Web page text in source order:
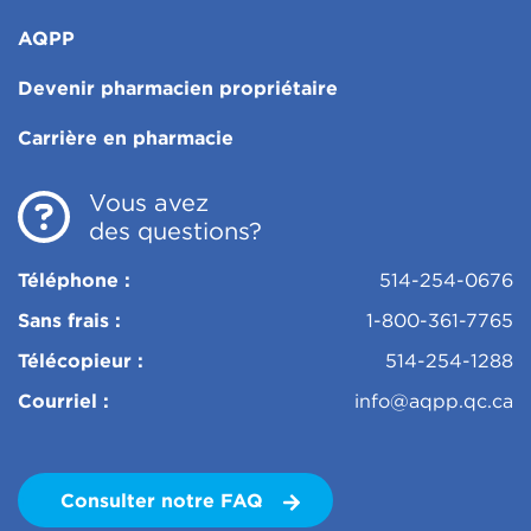
Votre pharmacien aura ainsi accès à tous les
et qui lui permettent d’assurer la meilleure
médicamenteuse.
Vous avez
des questions?
Téléphone :
514-254-0676
Sans frais :
1-800-361-7765
Télécopieur :
514-254-1288
Courriel :
info@aqpp.qc.ca
Consulter notre FAQ
AQPP
Devenir pharmacien propriétaire
Carrière en pharmacie